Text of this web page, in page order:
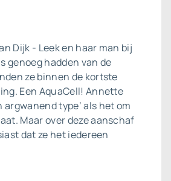
Dijk - Leek en haar man bij
genoeg hadden van de
ze binnen de kortste
Een AquaCell! Annette
argwanend type’ als het om
Maar over deze aanschaf
dat ze het iedereen